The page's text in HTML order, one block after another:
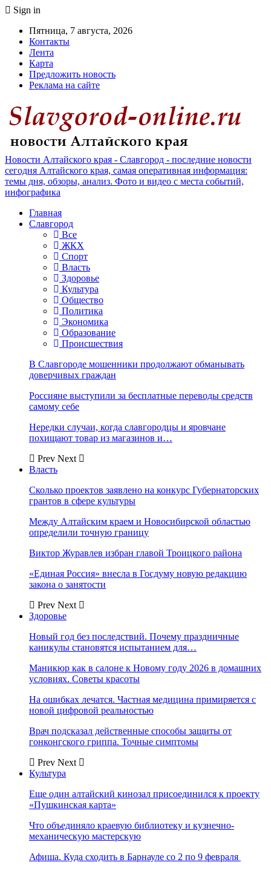
Sign in
Пятница, 7 августа, 2026
Контакты
Лента
Карта
Предложить новость
Реклама на сайте
Новости Алтайского края - Славгород - последние новости
сегодня Алтайского края, самая оперативная информация:
темы дня, обзоры, анализ. Фото и видео с места событий,
инфографика
Главная
Славгород
Все
ЖКХ
Спорт
Власть
Здоровье
Культура
Общество
Политика
Экономика
Образование
Происшествия
В Славгороде мошенники продолжают обманывать
доверчивых граждан
Россияне выступили за бесплатные переводы средств
самому себе
Нередки случаи, когда славгородцы и яровчане
похищают товар из магазинов и…
Prev Next
Власть
Сколько проектов заявлено на конкурс Губернаторских
грантов в сфере культуры
Между Алтайским краем и Новосибирской областью
определили точную границу
Виктор Журавлев избран главой Троицкого района
«Единая Россия» внесла в Госдуму новую редакцию
закона о занятости
Prev Next
Здоровье
Новый год без последствий. Почему праздничные
каникулы становятся испытанием для…
Маникюр как в салоне к Новому году 2026 в домашних
условиях. Советы красоты
На ошибках лечатся. Частная медицина примиряется с
новой цифровой реальностью
Врач подсказал действенные способы защиты от
гонконгского гриппа. Точные симптомы
Prev Next
Культура
Еще один алтайский кинозал присоединился к проекту
«Пушкинская карта»
Что объединяло краевую библиотеку и кузнечно-
механическую мастерскую
Афиша. Куда сходить в Барнауле со 2 по 9 февраля